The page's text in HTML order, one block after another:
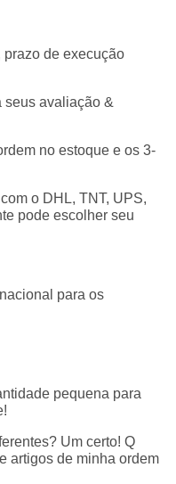
de execução
seus avaliação &
no estoque e os 3-
o DHL, TNT, UPS,
pode escolher seu
para os
pequena para
Um certo! Q
artigos de minha ordem